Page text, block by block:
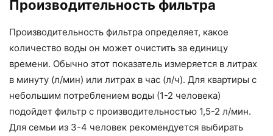
Производительность фильтра
Производительность фильтра определяет, какое
количество воды он может очистить за единицу
времени. Обычно этот показатель измеряется в литрах
в минуту (л/мин) или литрах в час (л/ч). Для квартиры с
небольшим потреблением воды (1-2 человека)
подойдет фильтр с производительностью 1,5-2 л/мин.
Для семьи из 3-4 человек рекомендуется выбирать